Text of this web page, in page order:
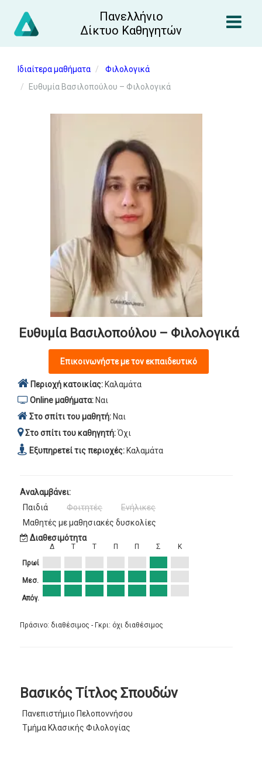
Πανελλήνιο
Δίκτυο Καθηγητών
Ιδιαίτερα μαθήματα
Φιλολογικά
Ευθυμία Βασιλοπούλου – Φιλολογικά
Ευθυμία Βασιλοπούλου – Φιλολογικά
Επικοινωνήστε με τον εκπαιδευτικό
Περιοχή κατοικίας: Καλαμάτα
Online μαθήματα: Ναι
Στο σπίτι του μαθητή: Ναι
Στο σπίτι του καθηγητή:Όχι
Εξυπηρετεί τις περιοχές: Καλαμάτα
Αναλαμβάνει:
Παιδιά
Φοιτητές
Ενήλικες
Μαθητές με μαθησιακές δυσκολίες
Διαθεσιμότητα
Πρωί
Μεσ.
Απόγ.
Δ Τ Τ Π Π Σ Κ
Πράσινο: διαθέσιμος - Γκρι: όχι διαθέσιμος
Βασικός Τίτλος Σπουδών
Πανεπιστήμιο Πελοποννήσου
Τμήμα Κλασικής Φιλολογίας